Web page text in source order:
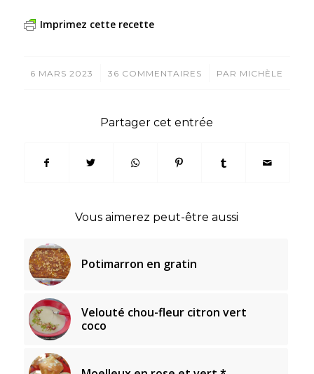
Imprimez cette recette
6 MARS 2023
/ 36 COMMENTAIRES
/ PAR MICHÈLE
Partager cet entrée
Vous aimerez peut-être aussi
Potimarron en gratin
Velouté chou-fleur citron vert
coco